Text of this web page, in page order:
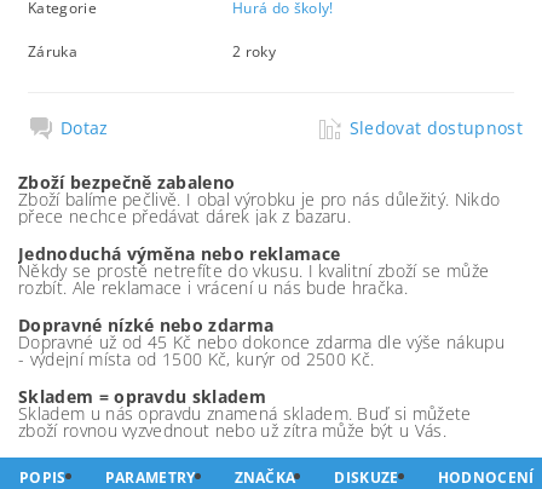
Kategorie Hurá do školy!
Záruka 2 roky
Dotaz Sledovat dostupnost
Zboží bezpečně zabaleno
Zboží balíme pečlivě. I obal výrobku je pro nás důležitý. Nikdo
přece nechce předávat dárek jak z bazaru.
Jednoduchá výměna nebo reklamace
Někdy se prostě netrefíte do vkusu. I kvalitní zboží se může
rozbít. Ale reklamace i vrácení u nás bude hračka.
Dopravné nízké nebo zdarma
Dopravné už od 45 Kč nebo dokonce zdarma dle výše nákupu
- výdejní místa od 1500 Kč, kurýr od 2500 Kč.
Skladem = opravdu skladem
Skladem u nás opravdu znamená skladem. Buď si můžete
zboží rovnou vyzvednout nebo už zítra může být u Vás.
POPIS PARAMETRY ZNAČKA DISKUZE HODNOCENÍ